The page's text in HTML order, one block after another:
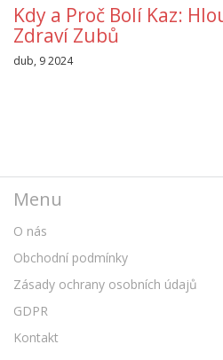
Kdy a Proč Bolí Kaz:
Zdraví Zubů
dub, 9 2024
Menu
O nás
Obchodní podmínky
Zásady ochrany osobních údajů
GDPR
Kontakt